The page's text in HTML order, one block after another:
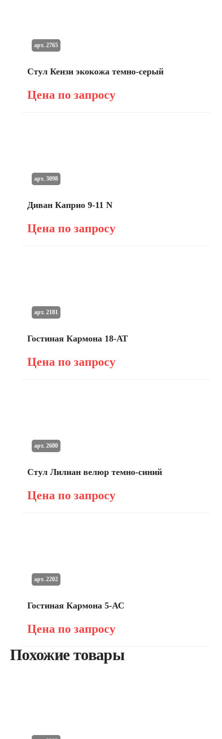
Стул Кензи экокожа темно-серый
Цена по запросу
арт. 2765
Диван Каприо 9-11 N
Цена по запросу
арт. 3098
Гостиная Кармона 18-АТ
Цена по запросу
арт. 2181
Стул Лилиан велюр темно-синий
Цена по запросу
арт. 2680
Гостиная Кармона 5-АС
Цена по запросу
арт. 2202
Похожие товары